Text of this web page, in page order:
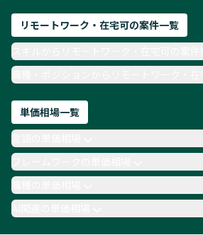
リモートワーク・在宅可の案件一覧
職種・ポジションからリモートワーク・在
単価相場一覧
職種の単価相場
AI関連の単価相場